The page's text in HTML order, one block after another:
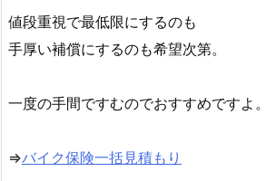
値段重視で最低限にするのも
手厚い補償にするのも希望次第。
一度の手間ですむのでおすすめですよ。
⇒バイク保険一括見積もり